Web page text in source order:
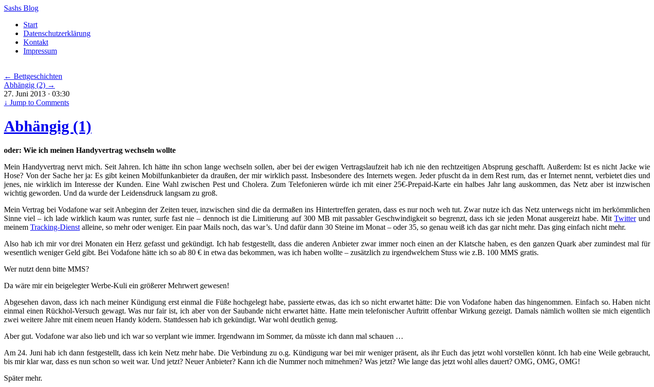
Sashs Blog
Skip
content
Start
Datenschutzerklärung
Kontakt
Impressum
← Bettgeschichten
Abhängig (2) →
27. Juni 2013 · 03:30
↓ Jump to Comments
Abhängig (1)
oder: Wie ich meinen Handyvertrag wechseln wollte
Mein Handyvertrag nervt mich. Seit Jahren. Ich hätte ihn schon lange wechseln sollen, aber bei der ewigen Vertragslaufzeit hab ich nie den rechtzeitigen Absprung geschafft. Außerdem: Ist es nicht Jacke wie
Hose? Von der Sache her ja: Es gibt keinen Mobilfunkanbieter da draußen, der mir wirklich passt. Insbesondere des Internets wegen. Jeder pfuscht da in dem Rest rum, das er Internet nennt, verbietet dies und
jenes, nie wirklich im Interesse der Kunden. Eine Wahl zwischen Pest und Cholera. Zum Telefonieren würde ich mit einer 25€-Prepaid-Karte ein halbes Jahr lang auskommen, das Netz aber ist inzwischen
wichtig geworden. Und da wurde der Leidensdruck langsam zu groß.
Mein Vertrag bei Vodafone war seit Anbeginn der Zeiten teuer, inzwischen sind die da dermaßen ins Hintertreffen geraten, dass es nur noch weh tut. Zwar nutze ich das Netz unterwegs nicht im herkömmlichen
Sinne viel – ich lade wirklich kaum was runter, surfe fast nie – dennoch ist die Limitierung auf 300 MB mit passabler Geschwindigkeit so begrenzt, dass ich sie jeden Monat ausgereizt habe. Mit Twitterund
meinem Tracking-Dienst alleine, so mehr oder weniger. Ein paar Mails noch, das war’s. Und dafür dann 30 Steine im Monat – oder 35, so genau weiß ich das gar nicht mehr. Das ging einfach nicht mehr.
Also hab ich mir vor drei Monaten ein Herz gefasst und gekündigt. Ich hab festgestellt, dass die anderen Anbieter zwar immer noch einen an der Klatsche haben, es den ganzen Quark aber zumindest mal für
wesentlich weniger Geld gibt. Bei Vodafone hätte ich so ab 80 € in etwa das bekommen, was ich haben wollte – zusätzlich zu irgendwelchem Stuss wie z.B. 100 MMS gratis.
Wer nutzt denn bitte MMS?
Da wäre mir ein beigelegter Werbe-Kuli ein größerer Mehrwert gewesen!
Abgesehen davon, dass ich nach meiner Kündigung erst einmal die Füße hochgelegt habe, passierte etwas, das ich so nicht erwartet hätte: Die von Vodafone haben das hingenommen. Einfach so. Haben nicht
einmal einen Rückhol-Versuch gewagt. Was nur fair ist, ich aber von der Saubande nicht erwartet hätte. Hatte mein telefonischer Auftritt offenbar Wirkung gezeigt. Damals nämlich wollten sie mich eigentlich
zwei weitere Jahre mit einem neuen Handy ködern. Stattdessen hab ich gekündigt. War wohl deutlich genug.
Aber gut. Vodafone war also lieb und ich war so verplant wie immer. Irgendwann im Sommer, da müsste ich dann mal schauen …
Am 24. Juni hab ich dann festgestellt, dass ich kein Netz mehr habe. Die Verbindung zu o.g. Kündigung war bei mir weniger präsent, als ihr Euch das jetzt wohl vorstellen könnt. Ich hab eine Weile gebraucht,
bis mir klar war, dass es nun schon so weit war. Und jetzt? Neuer Anbieter? Kann ich die Nummer noch mitnehmen? Was jetzt? Wie lange das jetzt wohl alles dauert? OMG, OMG, OMG!
Später mehr.